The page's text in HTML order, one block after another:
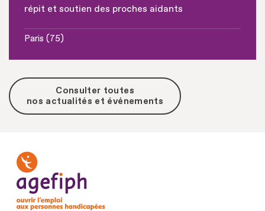
répit et soutien des proches aidants
Paris (75)
Consulter toutes
nos actualités et événements